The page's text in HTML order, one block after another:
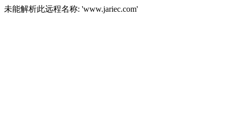
未能解析此远程名称: 'www.jariec.com'